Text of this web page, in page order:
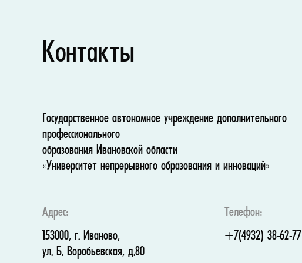
Государственное автономное учреждение дополнительного
профессионального
образования Ивановской области
«Университет непрерывного образования и инноваций»
Адрес:
153000, г. Иваново,
ул. Б. Воробьевская, д.80
Контакты
Телефон:
+7(4932) 38-62-77